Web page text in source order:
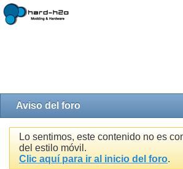
Aviso del foro
Lo sentimos, este contenido no es
del estilo móvil.
Clic aquí para ir al inicio del foro.